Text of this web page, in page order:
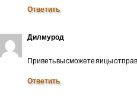
Ответить
Дилмурод
Приветь вы сможете яицы
Ответить